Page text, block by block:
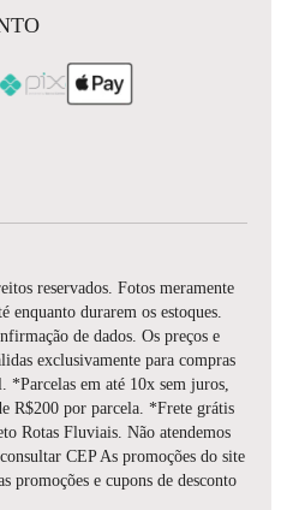
reservados. Fotos meramente
enquanto durarem os estoques.
de dados. Os preços e
exclusivamente para compras
*Parcelas em até 10x sem juros,
R$200 por parcela. *Frete grátis
Rotas Fluviais. Não atendemos
CEP As promoções do site
promoções e cupons de desconto